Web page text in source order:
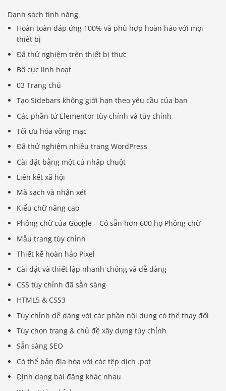
Danh sách tính năng
Hoàn toàn đáp ứng 100% và phù hợp hoàn hảo với mọi
thiết bị
Đã thử nghiệm trên thiết bị thực
Bố cục linh hoạt
03 Trang chủ
Tạo Sidebars không giới hạn theo yêu cầu của bạn
Các phần tử Elementor tùy chỉnh và tùy chỉnh
Tối ưu hóa võng mạc
Đã thử nghiệm nhiều trang WordPress
Cài đặt bằng một cú nhấp chuột
Liên kết xã hội
Mã sạch và nhận xét
Kiểu chữ nâng cao
Phông chữ của Google – Có sẵn hơn 600 họ Phông chữ
Mẫu trang tùy chỉnh
Thiết kế hoàn hảo Pixel
Cài đặt và thiết lập nhanh chóng và dễ dàng
CSS tùy chỉnh đã sẵn sàng
HTML5 & CSS3
Tùy chỉnh dễ dàng với các phần nội dung có thể thay đổi
Tùy chọn trang & chủ đề xây dựng tùy chỉnh
Sẵn sàng SEO
Có thể bản địa hóa với các tệp dịch .pot
Định dạng bài đăng khác nhau